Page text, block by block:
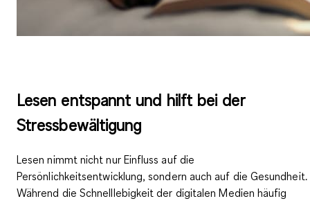
Lesen entspannt und hilft bei der
Stressbewältigung
Lesen nimmt nicht nur Einfluss auf die
Persönlichkeitsentwicklung, sondern auch auf die Gesundheit.
Während die Schnelllebigkeit der digitalen Medien häufig